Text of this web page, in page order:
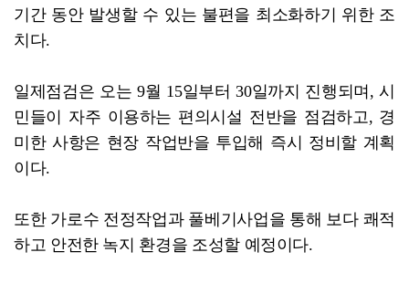
기간 동안 발생할 수 있는 불편을 최소화하기 위한 조
치다.
일제점검은 오는 9월 15일부터 30일까지 진행되며, 시
민들이 자주 이용하는 편의시설 전반을 점검하고, 경
미한 사항은 현장 작업반을 투입해 즉시 정비할 계획
이다.
또한 가로수 전정작업과 풀베기사업을 통해 보다 쾌적
하고 안전한 녹지 환경을 조성할 예정이다.